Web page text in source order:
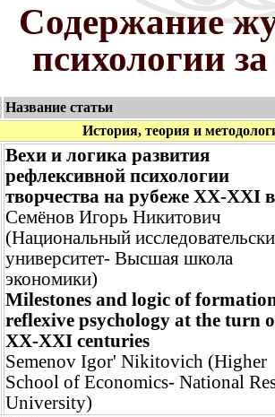
Содержание
психологии
Название статьи
История, теория и
Вехи и логика развития
рефлексивной психологии
творчества на рубеже ХХ-XXI
Семёнов Игорь Никитович
(Национальный
университет- Высшая школа
экономики)
Milestones and logic of
reflexive psychology at the turn
XX-XXI centuries
Semenov Igor' Nikitovich (Higher
School of Economics- National
University)